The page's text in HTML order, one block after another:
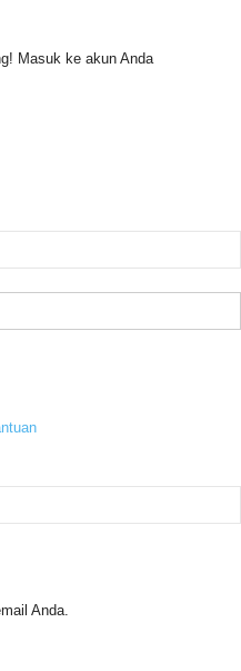
Masuk ke akun Anda
Anda.